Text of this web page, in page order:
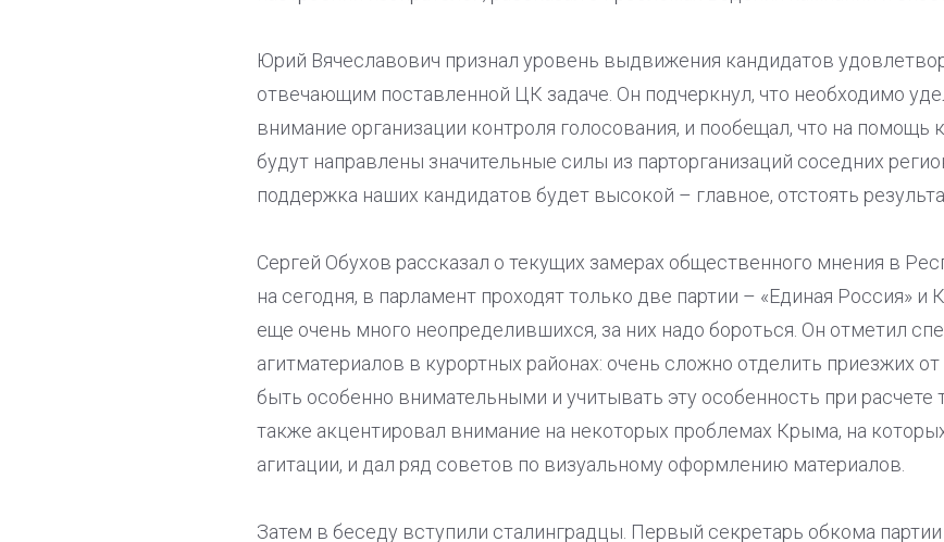
Юрий Вячеславович признал уровень выдвижения кандидатов
отвечающим поставленной ЦК задаче. Он подчеркнул, что необходимо
внимание организации контроля голосования, и пообещал, что на
будут направлены значительные силы из парторганизаций соседних
поддержка наших кандидатов будет высокой – главное, отстоять
Сергей Обухов рассказал о текущих замерах общественного мнения в
на сегодня, в парламент проходят только две партии – «Единая Россия»
еще очень много неопределившихся, за них надо бороться. Он отметил
агитматериалов в курортных районах: очень сложно отделить приезжих
быть особенно внимательными и учитывать эту особенность при расчете
также акцентировал внимание на некоторых проблемах Крыма, на
агитации, и дал ряд советов по визуальному оформлению материалов.
Затем в беседу вступили сталинградцы. Первый секретарь обкома